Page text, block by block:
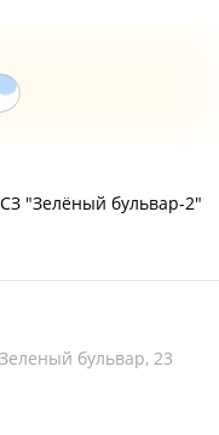
"Зелёный бульвар-2"
бульвар, 23